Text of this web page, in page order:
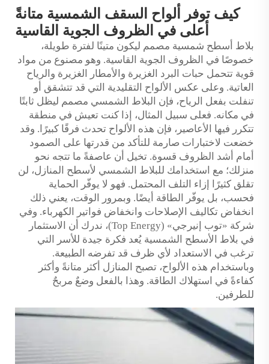
كيف توفر ألواح السقف الشمسية متانةً
أعلى في الظروف الجوية القاسية
بلاط أسطح شمسية مصمم ليكون متينًا لفترة طويلة،
خصوصًا في الظروف الجوية القاسية. وهو مصنوع من مواد
قوية تتحمل حبات البرد الغزيرة والأمطار الغزيرة والرياح
العاتية. وعلى عكس الألواح التقليدية التي قد تتشقق أو
تنفلت بفعل الرياح، فإن البلاط الشمسي مصمم ليظل ثابتًا
في مكانه. فعلى سبيل المثال، إذا كنت تعيش في منطقة
تتكرر فيها الأعاصير، فإن هذه الألواح تحدث فرقًا كبيرًا. وقد
خضعت لاختبارات صارمة للتأكد من قدرتها على الصمود
أمام أشد الظروف قسوة. تخيل أن عاصفةً ما تتجه نحو
منزلك؛ مع استخدامك للبلاط الشمسي لأسطح المنازل، لن
تقلق كثيرًا إزاء التلف المحتمل. فهو لا يوفّر الحماية
فحسب، بل يوفّر الطاقة أيضًا. وبمرور الوقت، يعني ذلك
انخفاض تكاليف الإصلاحات وانخفاض فواتير الكهرباء. وفي
شركة «توب إنيرجي» (Top Energy)، ندرك أن الاستثمار
في بلاط الأسطح الشمسية يُعد فكرة جيدة للأسر التي
ترغب في الاستعداد لأي ظرف قد تفرضه الطبيعة.
وباستخدام هذه الألواح، تصبح المنازل أكثر متانةً وأكثر
كفاءةً في استهلاك الطاقة. وهذا بالفعل وضعٌ مربحٌ
للطرفين.